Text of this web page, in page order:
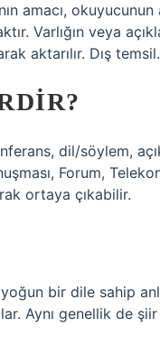
amacı, okuyucunun
Varlığın veya
aktarılır. Dış temsil.
dil/söylem,
Forum,
ortaya çıkabilir.
bir dile sahip
Aynı genellik de